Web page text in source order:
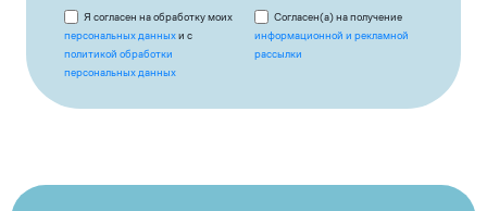
Я согласен на обработку моих
персональных данныхи с
политикой обработки
персональных данных
Согласен(а) на получение
информационной и рекламной
рассылки